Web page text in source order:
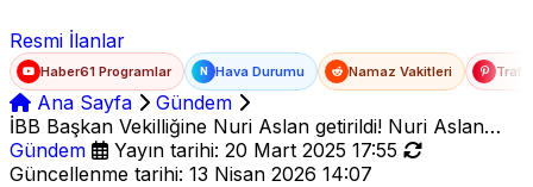
Resmi İlanlar
Haber61 Programlar N Hava Durumu Namaz Vakitleri
Ana Sayfa
Gündem
İBB Başkan Vekilliğine Nuri Aslan getirildi! Nuri Aslan
kimdir?
Gündem
Yayın tarihi: 20 Mart 2025 17:55
Güncellenme tarihi: 13 Nisan 2026 14:07